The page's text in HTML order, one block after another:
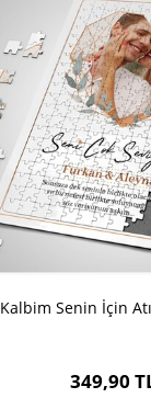
Kalbim Senin İçin
349,90